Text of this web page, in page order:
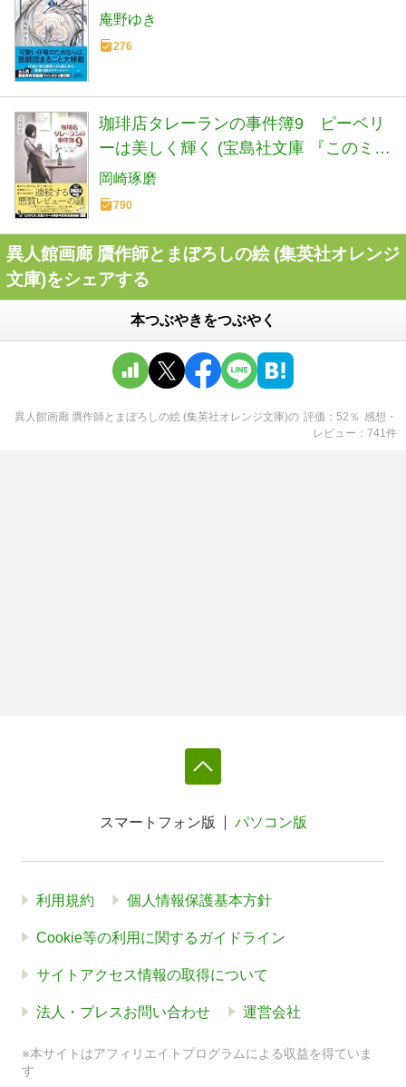
庵野ゆき
276
珈琲店タレーランの事件簿9 ピーベリ
ーは美しく輝く (宝島社文庫 『このミ
ス』大賞シリーズ)
岡崎琢磨
790
異人館画廊 贋作師とまぼろしの絵 (集英社オレンジ
文庫)をシェアする
本つぶやきをつぶやく
異人館画廊 贋作師とまぼろしの絵 (集英社オレンジ文庫)の 評価 52 ％ 感想・
レビュー
741件
スマートフォン版 パソコン版
利用規約 個人情報保護基本方針
Cookie等の利用に関するガイドライン
サイトアクセス情報の取得について
法人・プレスお問い合わせ 運営会社
※本サイトはアフィリエイトプログラムによる収益を得ていま
す